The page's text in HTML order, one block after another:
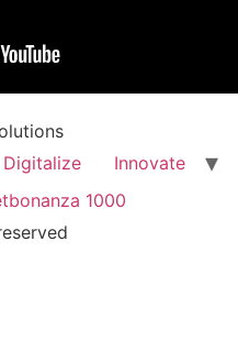
Digitalize
Innovate
1000